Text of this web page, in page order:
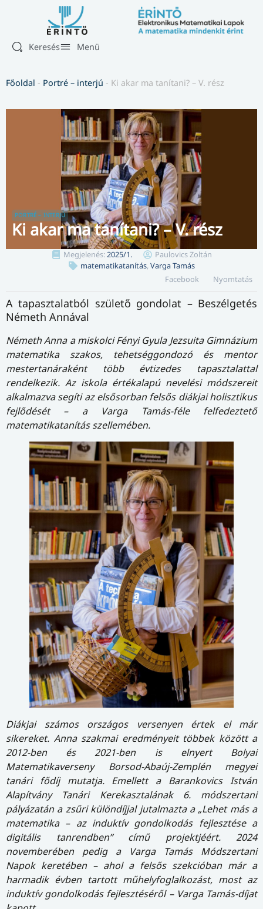
Keresés Menü
Főoldal - Portré – interjú - Ki akar ma tanítani? – V. rész
PORTRÉ – INTERJÚ
Ki akar ma tanítani? – V. rész
Megjelenés:2025/1.
Paulovics Zoltán
matematikatanítás, Varga Tamás
Facebook
Nyomtatás
A tapasztalatból születő gondolat – Beszélgetés
Németh Annával
Németh Anna a miskolci Fényi Gyula Jezsuita Gimnázium
matematika szakos, tehetséggondozó és mentor
mestertanáraként több évtizedes tapasztalattal
rendelkezik. Az iskola értékalapú nevelési módszereit
alkalmazva segíti az elsősorban felsős diákjai holisztikus
fejlődését – a Varga Tamás-féle felfedeztető
matematikatanítás szellemében.
Diákjai számos országos versenyen értek el már
sikereket. Anna szakmai eredményeit többek között a
2012-ben és 2021-ben is elnyert Bolyai
Matematikaverseny Borsod-Abaúj-Zemplén megyei
tanári fődíj mutatja. Emellett a Barankovics István
Alapítvány Tanári Kerekasztalának 6. módszertani
pályázatán a zsűri különdíjjal jutalmazta a „Lehet más a
matematika – az induktív gondolkodás fejlesztése a
digitális tanrendben” című projektjéért. 2024
novemberében pedig a Varga Tamás Módszertani
Napok keretében – ahol a felsős szekcióban már a
harmadik évben tartott műhelyfoglalkozást, most az
induktív gondolkodás fejlesztéséről – Varga Tamás-díjat